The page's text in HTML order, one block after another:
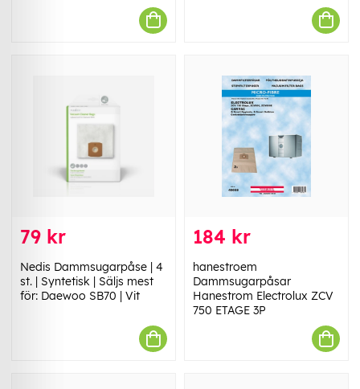
79 kr
Nedis Dammsugarpåse | 4
st. | Syntetisk | Säljs mest
för: Daewoo SB70 | Vit
184 kr
hanestroem
Dammsugarpåsar
Hanestrom Electrolux ZCV
750 ETAGE 3P